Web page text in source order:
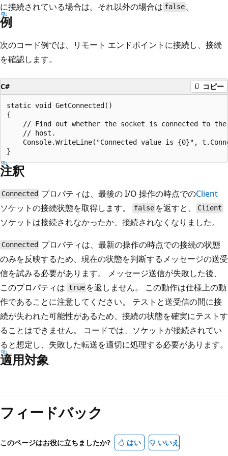
に接続されている場合は。それ以外の場合は false 。
例
次のコード例では、リモート エンドポイントに接続し、接続
を確認します。
C# コピー
static void GetConnected()
{
// Find out whether the socket is connected to
    // host.
Console.WriteLine("Connected value is {0}",
注釈
Connected プロパティは、最後の I/O 操作の時点でのClient
ソケットの接続状態を取得します。
false を返すと、 Client
ソケットは接続されなかったか、接続されなくなりました。
Connected プロパティは、最新の操作の時点での接続の状態
のみを反映するため、現在の状態を判断するメッセージの送受
信を試みる必要があります。 メッセージ送信が失敗した後、
このプロパティは true を返しません。 この動作は仕様上の動
作であることに注意してください。 テストと送受信の間に接
続が失われた可能性があるため、接続の状態を確実にテストす
ることはできません。 コードでは、ソケットが接続されてい
ると想定し、失敗した転送を適切に処理する必要があります。
適用対象
み
取
モ
フィードバック
このページはお役に立ちましたか? はい いいえ